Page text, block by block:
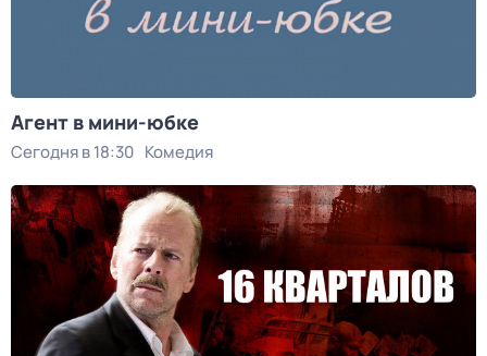
Агент в мини-юбке
Сегодня в 18:30 Комедия